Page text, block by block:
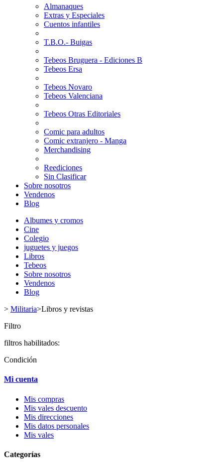
Almanaques
Extras y Especiales
Cuentos infantiles
T.B.O.- Buigas
Tebeos Bruguera - Ediciones B
Tebeos Ersa
Tebeos Novaro
Tebeos Valenciana
Tebeos Otras Editoriales
Comic para adultos
Comic extranjero - Manga
Merchandising
Reediciones
Sin Clasificar
Sobre nosotros
Vendenos
Blog
Albumes y cromos
Cine
Colegio
juguetes y juegos
Libros
Tebeos
Sobre nosotros
Vendenos
Blog
> Militaria>Libros y revistas
Filtro
filtros habilitados:
Condición
Mi cuenta
Mis compras
Mis vales descuento
Mis direcciones
Mis datos personales
Mis vales
Categorías